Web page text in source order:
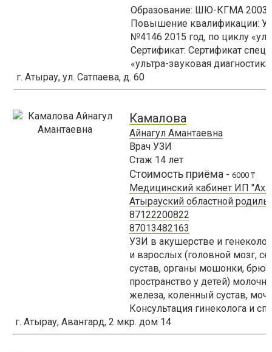
Образование: ШЮ-КГМА 2003
Повышение квалификации:
№4146 2015 год, по циклу
Сертификат: Сертификат
«ультра-звуковая
г. Атырау, ул. Сатпаева, д. 60
Камалова
Айнагул Амантаевна
Врач УЗИ
Стаж 14 лет
Стоимость приёма -6000 ₸
Медицинский кабинет ИП
Атырауский областной
87122200822
87013482163
УЗИ в акушерстве и
и взрослых (головной мозг,
сустав, органы мошонки,
пространство у детей)
железа, коленный сустав,
Консультация гинеколога и
г. Атырау, Авангард, 2 мкр. дом 14